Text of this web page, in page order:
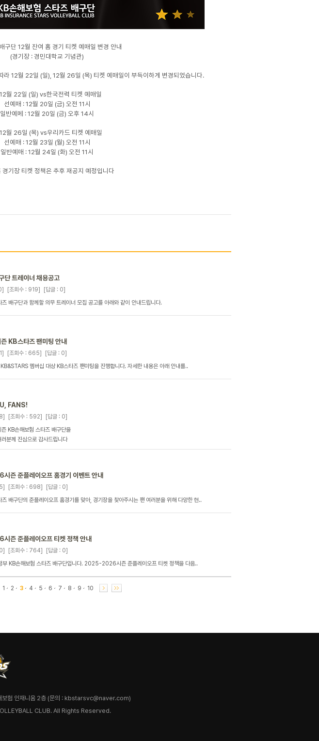
구단 12월 잔여 홈 경기 티켓 예매일 변경 안내
(경기장 : 경민대학교 기념관)
라 12월 22일 (일), 12월 26일 (목) 티켓 예매일이 부득이하게 변경되었습니다.
월 22일 (일) vs한국전력 티켓 예매일
선예매 : 12월 20일 (금) 오전 11시
일반예메 : 12월 20일 (금) 오후 14시
월 26일 (목) vs우리카드 티켓 예매일
선예매 : 12월 23일 (월) 오전 11시
일반예매 : 12월 24일 (화) 오전 11시
경기장 티켓 정책은 추후 재공지 예정입니다
단 트레이너 채용공고
[조회수 : 919]
[답글 : 0]
즈 배구단과 함께할 의무 트레이너 모집 공고를 아래와 같이 안내드립니다.
KB스타즈 팬미팅 안내
[조회수 : 665]
[답글 : 0]
멤버십 대상 KB스타즈 팬미팅을 진행합니다. 자세한 내용은 아래 안내를..
FANS!
[조회수 : 592]
[답글 : 0]
KB손해보험 스타즈 배구단을
분께 진심으로 감사드립니다
준플레이오프 홈경기 이벤트 안내
[조회수 : 698]
[답글 : 0]
즈 배구단의 준플레이오프 홈경기를 맞아, 경기장을 찾아주시는 팬 여러분을 위해 다양한 현..
준플레이오프 티켓 정책 안내
[조회수 : 764]
[답글 : 0]
부 KB손해보험 스타즈 배구단입니다. 2025-2026시즌 준플레이오프 티켓 정책을 다음..
1 2 3 4 5 6 7 8 9 10
보험 인재니움 2층 (문의 : kbstarsvc@naver.com)
CLUB. All Rights Reserved.